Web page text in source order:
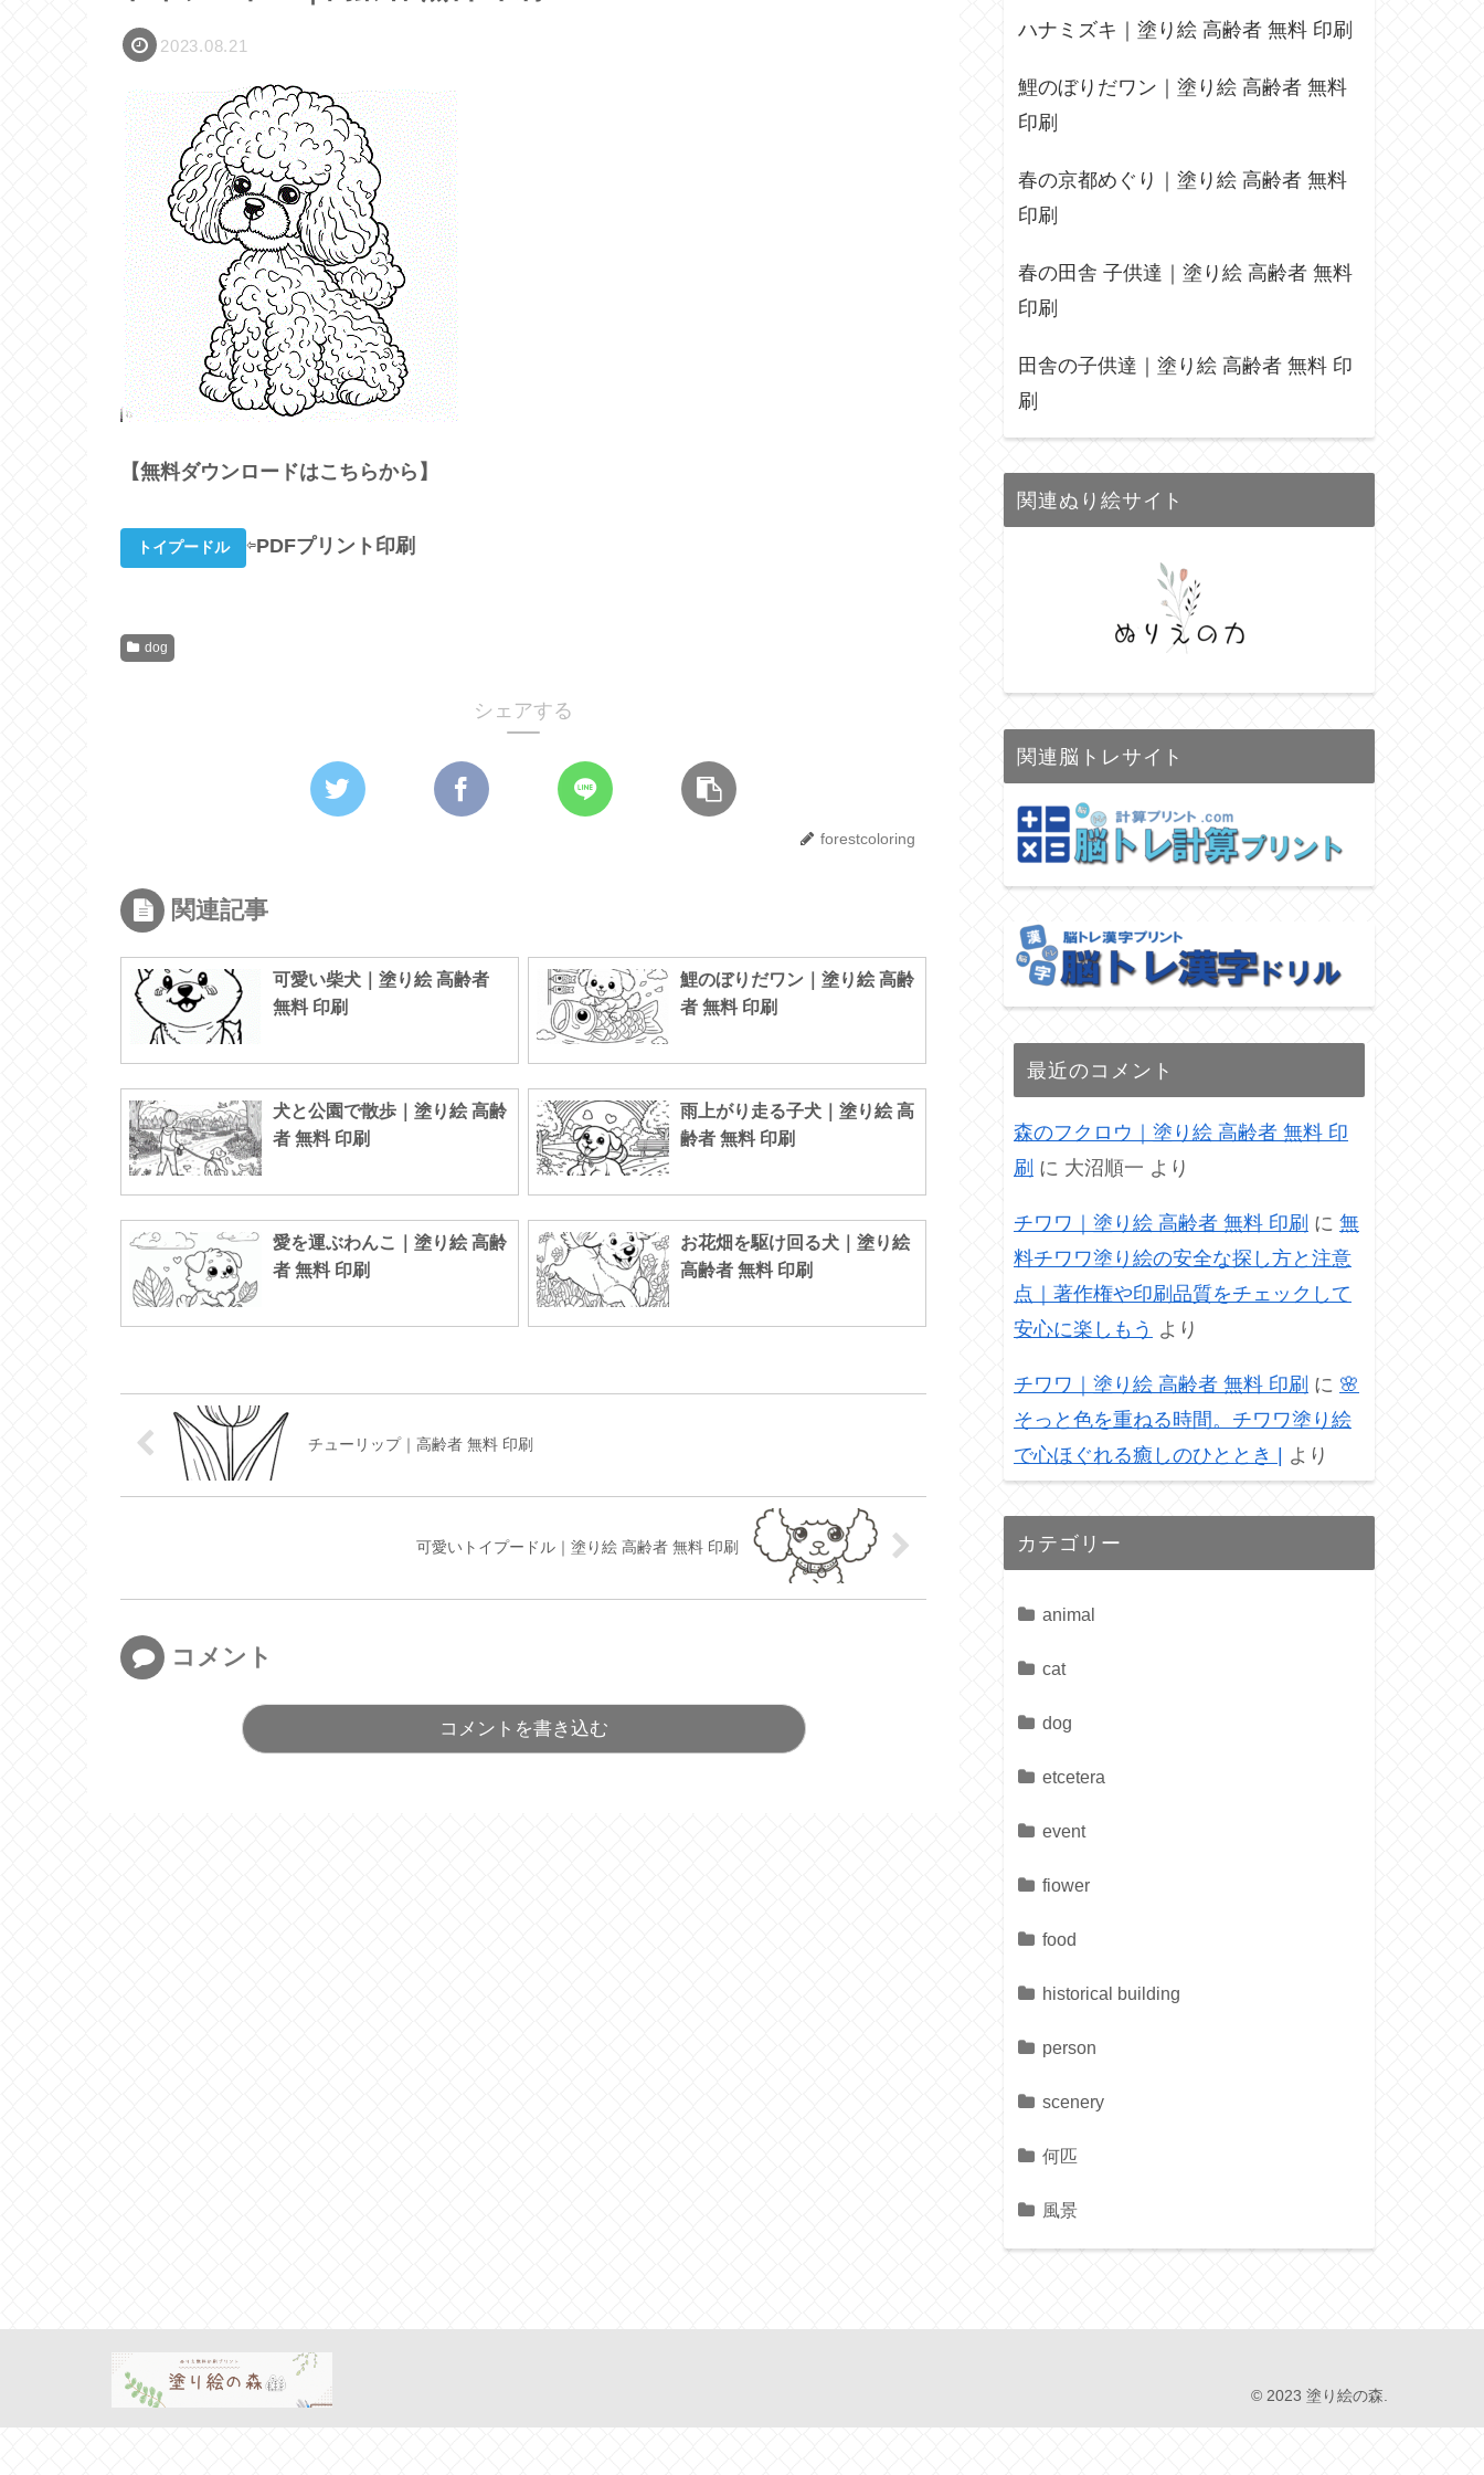
2023.08.21
【無料ダウンロードはこちらから】
トイプードル ⇦PDFプリント印刷
dog
シェアする
forestcoloring
関連記事
可愛い柴犬｜塗り絵 高齢者
無料 印刷
鯉のぼりだワン｜塗り絵 高齢
者 無料 印刷
犬と公園で散歩｜塗り絵 高齢
者 無料 印刷
雨上がり走る子犬｜塗り絵 高
齢者 無料 印刷
愛を運ぶわんこ｜塗り絵 高齢
者 無料 印刷
お花畑を駆け回る犬｜塗り絵
高齢者 無料 印刷
チューリップ｜高齢者 無料 印刷
可愛いトイプードル｜塗り絵 高齢者 無料 印刷
コメント
コメントを書き込む
ハナミズキ｜塗り絵 高齢者 無料 印刷
鯉のぼりだワン｜塗り絵 高齢者 無料
印刷
春の京都めぐり｜塗り絵 高齢者 無料
印刷
春の田舎 子供達｜塗り絵 高齢者 無料
印刷
田舎の子供達｜塗り絵 高齢者 無料 印
刷
関連ぬり絵サイト
関連脳トレサイト
最近のコメント
森のフクロウ｜塗り絵 高齢者 無料 印
刷 に 大沼順一 より
チワワ｜塗り絵 高齢者 無料 印刷 に 無
料チワワ塗り絵の安全な探し方と注意
点｜著作権や印刷品質をチェックして
安心に楽しもう より
チワワ｜塗り絵 高齢者 無料 印刷 に 🌸
そっと色を重ねる時間。チワワ塗り絵
で心ほぐれる癒しのひととき | より
カテゴリー
animal
cat
dog
etcetera
event
fiower
food
historical building
person
scenery
何匹
風景
© 2023 塗り絵の森.